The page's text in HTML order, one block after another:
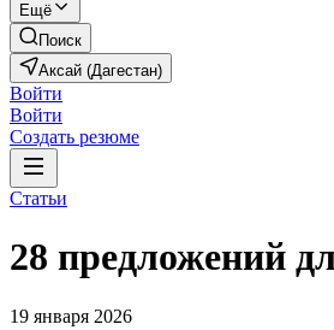
Ещё
Поиск
Аксай (Дагестан)
Войти
Войти
Создать резюме
Статьи
28 предложений
19 января 2026